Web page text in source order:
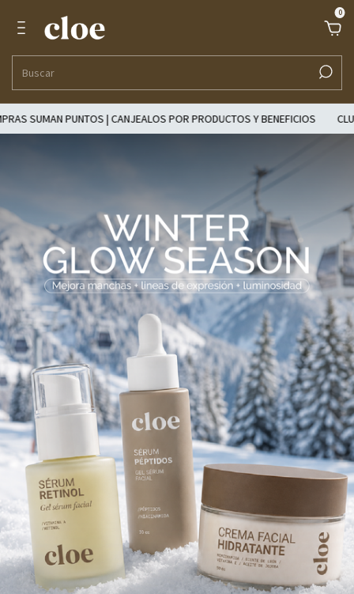
0
PUNTOS | CANJEALOS POR PRODUCTOS Y BENEFICIOS CLUB